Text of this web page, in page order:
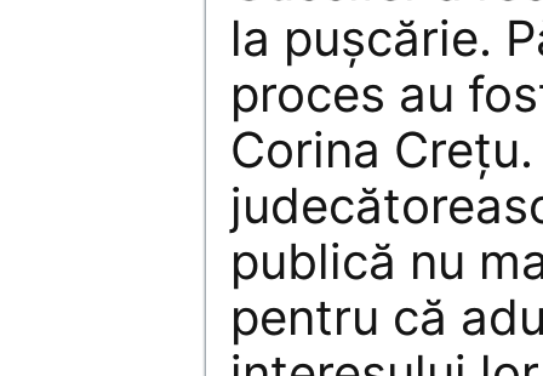
la pușcărie.
proces au
Corina
publică nu
pentru că